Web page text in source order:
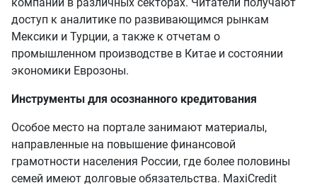
доступ к аналитике по развивающимся рынкам
Мексики и Турции, а также к отчетам о
промышленном производстве в Китае и состоянии
экономики Еврозоны.
Инструменты для осознанного кредитования
Особое место на портале занимают материалы,
направленные на повышение финансовой
грамотности населения России, где более половины
семей имеют долговые обязательства. MaxiCredit